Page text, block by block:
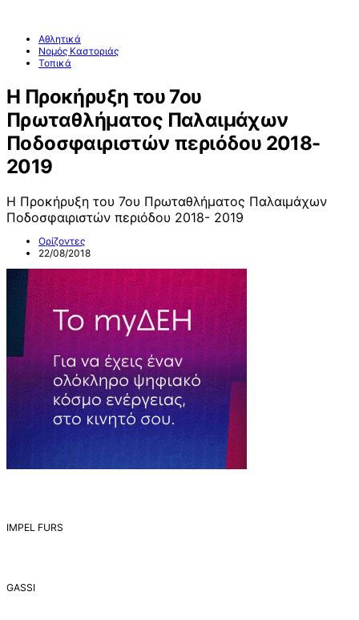
Αθλητικά
Νομός Καστοριάς
Τοπικά
Η Προκήρυξη του 7ου
Πρωταθλήματος Παλαιμάχων
Ποδοσφαιριστών περιόδου 2018-
2019
Η Προκήρυξη του 7ου Πρωταθλήματος Παλαιμάχων
Ποδοσφαιριστών περιόδου 2018- 2019
Ορίζοντες
22/08/2018
IMPEL FURS
GASSI